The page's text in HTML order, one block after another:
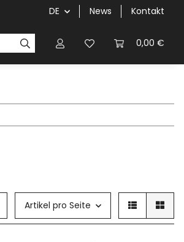
DE News Kontakt
0,00 €
Artikel pro Seite